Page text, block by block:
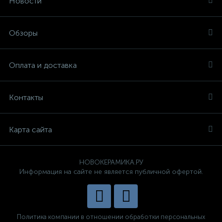
Обзоры
Оплата и доставка
Контакты
Карта сайта
НОВОКЕРАМИКА.РУ
Информация на сайте не является публичной офертой.
Политика компании в отношении обработки персональных